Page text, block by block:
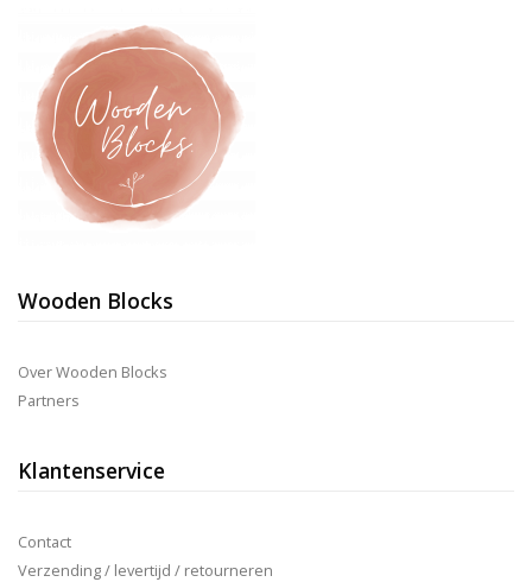
Wooden Blocks
Over Wooden Blocks
Partners
Klantenservice
Contact
Verzending / levertijd / retourneren